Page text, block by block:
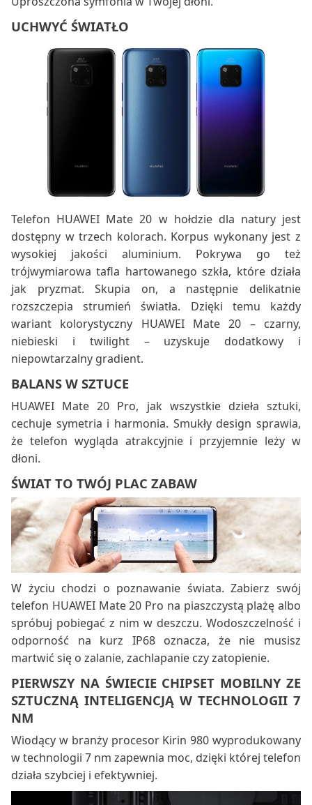
UCHWYĆ ŚWIATŁO
Telefon HUAWEI Mate 20 w hołdzie dla natury jest
dostępny w trzech kolorach. Korpus wykonany jest z
wysokiej jakości aluminium. Pokrywa go też
trójwymiarowa tafla hartowanego szkła, które działa
jak pryzmat. Skupia on, a następnie delikatnie
rozszczepia strumień światła. Dzięki temu każdy
wariant kolorystyczny HUAWEI Mate 20 – czarny,
niebieski i twilight – uzyskuje dodatkowy i
niepowtarzalny gradient.
BALANS W SZTUCE
HUAWEI Mate 20 Pro, jak wszystkie dzieła sztuki,
cechuje symetria i harmonia. Smukły design sprawia,
że telefon wygląda atrakcyjnie i przyjemnie leży w
dłoni.
ŚWIAT TO TWÓJ PLAC ZABAW
W życiu chodzi o poznawanie świata. Zabierz swój
telefon HUAWEI Mate 20 Pro na piaszczystą plażę albo
spróbuj pobiegać z nim w deszczu. Wodoszczelność i
odporność na kurz IP68 oznacza, że nie musisz
martwić się o zalanie, zachlapanie czy zatopienie.
PIERWSZY NA ŚWIECIE CHIPSET MOBILNY ZE
SZTUCZNĄ INTELIGENCJĄ W TECHNOLOGII 7
NM
Wiodący w branży procesor Kirin 980 wyprodukowany
w technologii 7 nm zapewnia moc, dzięki której telefon
działa szybciej i efektywniej.